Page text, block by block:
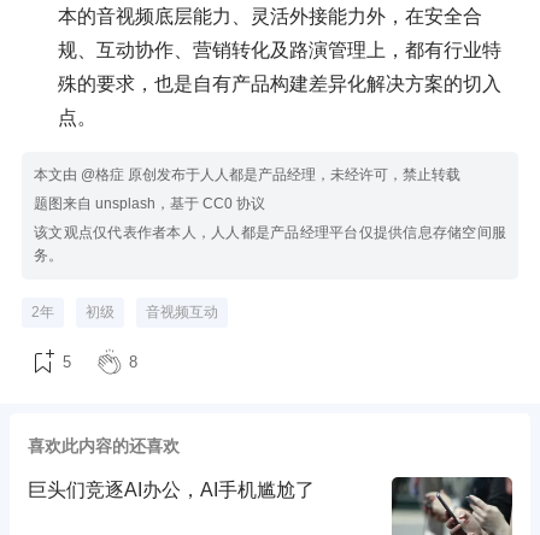
本的音视频底层能力、灵活外接能力外，在安全合
规、互动协作、营销转化及路演管理上，都有行业特
殊的要求，也是自有产品构建差异化解决方案的切入
点。
本文由 @格症 原创发布于人人都是产品经理，未经许可，禁止转载
题图来自 unsplash，基于 CC0 协议
该文观点仅代表作者本人，人人都是产品经理平台仅提供信息存储空间服
务。
2年 初级 音视频互动
5 8
喜欢此内容的还喜欢
巨头们竞逐AI办公，AI手机尴尬了